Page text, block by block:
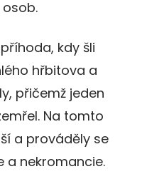
kdy šli
hřbitova a
přičemž jeden
Na tomto
a prováděly se
a nekromancie.